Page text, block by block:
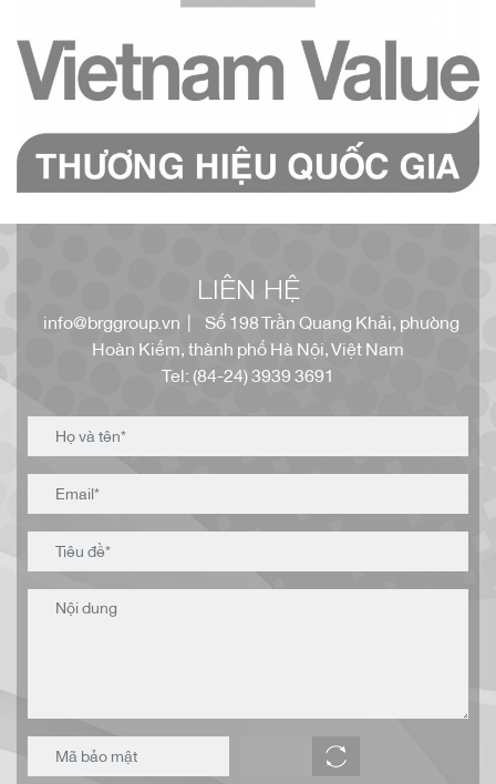
LIÊN HỆ
info@brggroup.vn | Số 198 Trần Quang Khải, phường
Hoàn Kiếm, thành phố Hà Nội, Việt Nam
Tel: (84-24) 3939 3691